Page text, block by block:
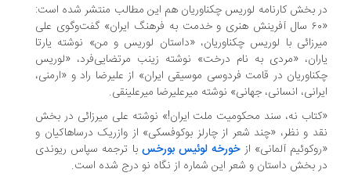
در بخش کارنامه لوریس چکناوریان هم این مطالب منتشر شده است:
«۶۰ سال آفرینش هنری و خدمت به فرهنگ ایران» گفت‌وگوی علی
میرزائی با لوریس چکناوریان، «داستان لوریس و من» نوشته یارتا
یاران، «مردی به نام درخت» نوشته زینب مرتضایی‌فرد، «لوریس
چکناوریان در قامت فردوسی موسیقی ایران» از علیرضا راد و «ارمنی،
ایرانی، انسانی، جهانی» نوشته میرعلیرضا میرعلینقی.
«کتاب نه، سند محکومیت ملت ایران!» نوشته علی‌ میرزائی در بخش
نقد و نظر، «چند شعر از چارلز بوکوفسکی» از وازریک درساهاکیان و
«روکوئیم آلمانی» ازخورخه لوئیس بورخس با ترجمه سپاس ریوندی
در بخش داستان و شعر این شماره از نگاه نو درج شده است.